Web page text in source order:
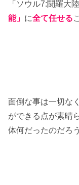
「ソウル7:闘羅大
能」 に全て任せる
面倒な事は一切なく
ができる点が素晴
体何だったのだろ